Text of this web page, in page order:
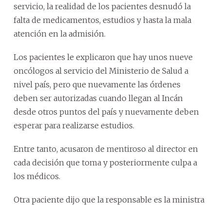
servicio, la realidad de los pacientes desnudó la
falta de medicamentos, estudios y hasta la mala
atención en la admisión.
Los pacientes le explicaron que hay unos nueve
oncólogos al servicio del Ministerio de Salud a
nivel país, pero que nuevamente las órdenes
deben ser autorizadas cuando llegan al Incán
desde otros puntos del país y nuevamente deben
esperar para realizarse estudios.
Entre tanto, acusaron de mentiroso al director en
cada decisión que toma y posteriormente culpa a
los médicos.
Otra paciente dijo que la responsable es la ministra